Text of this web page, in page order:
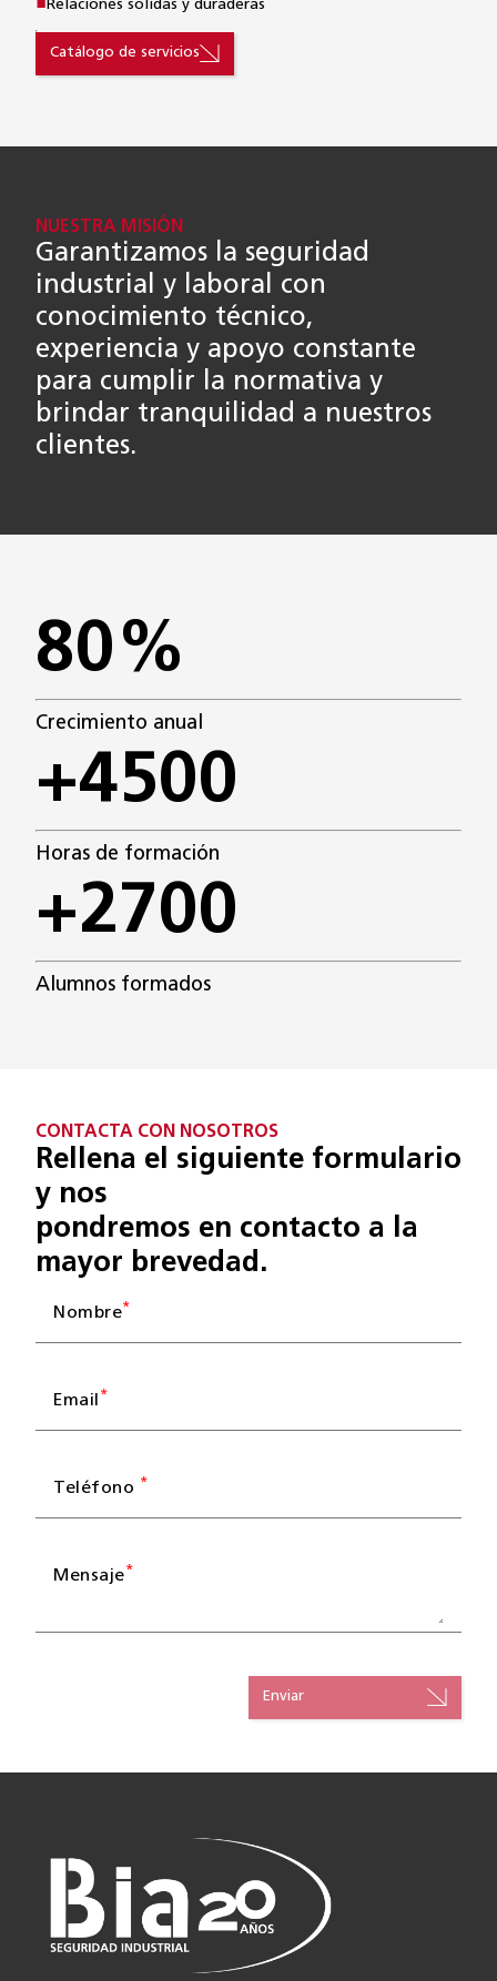
Relaciones sólidas y duraderas
Catálogo de servicios
NUESTRA MISIÓN
Garantizamos la seguridad
industrial y laboral con
conocimiento técnico,
experiencia y apoyo constante
para cumplir la normativa y
brindar tranquilidad a nuestros
clientes.
80%
Crecimiento anual
+4500
Horas de formación
+2700
Alumnos formados
CONTACTA CON NOSOTROS
Rellena el siguiente formulario
y nos
pondremos en contacto a la
mayor brevedad.
Nombre*
Email *
Teléfono *
Mensaje*
Enviar